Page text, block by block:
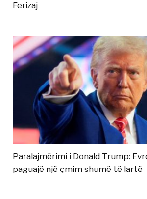
Ferizaj
Paralajmërimi i Donald Trump:
paguajë një çmim shumë të lartë